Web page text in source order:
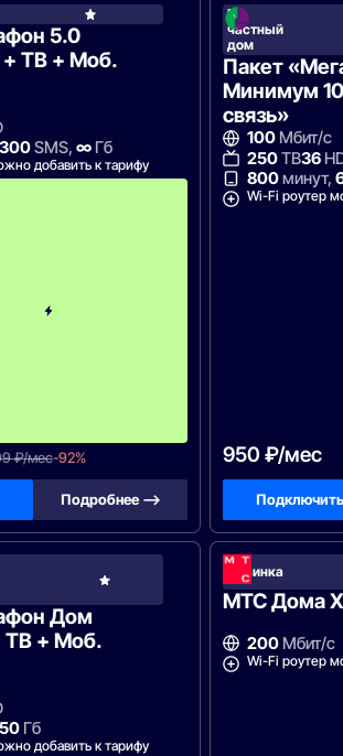
5.0
ТВ + Моб.
300SMS, ∞Гб
добавить к тарифу
₽/мес-92%
Подробнее —>
В
частный
дом
Пакет
Минимум
связь»
100 Мбит/с
250ТВ36
800минут,
Wi-Fi роутер
950 ₽/мес
Подключить
МегаФон
Дом
+ Моб.
50Гб
добавить к тарифу
Новинка
МТС Дома
200 Мбит/с
Wi-Fi роутер